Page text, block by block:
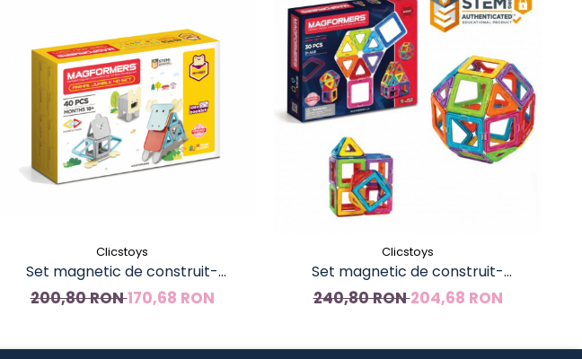
Clicstoys
Set magnetic de construit-
Magformers Animale, 40 piese
200,80 RON170,68 RON
Clicstoys
Set magnetic de construit-
Magformers, 30 piese
240,80 RON204,68 RON